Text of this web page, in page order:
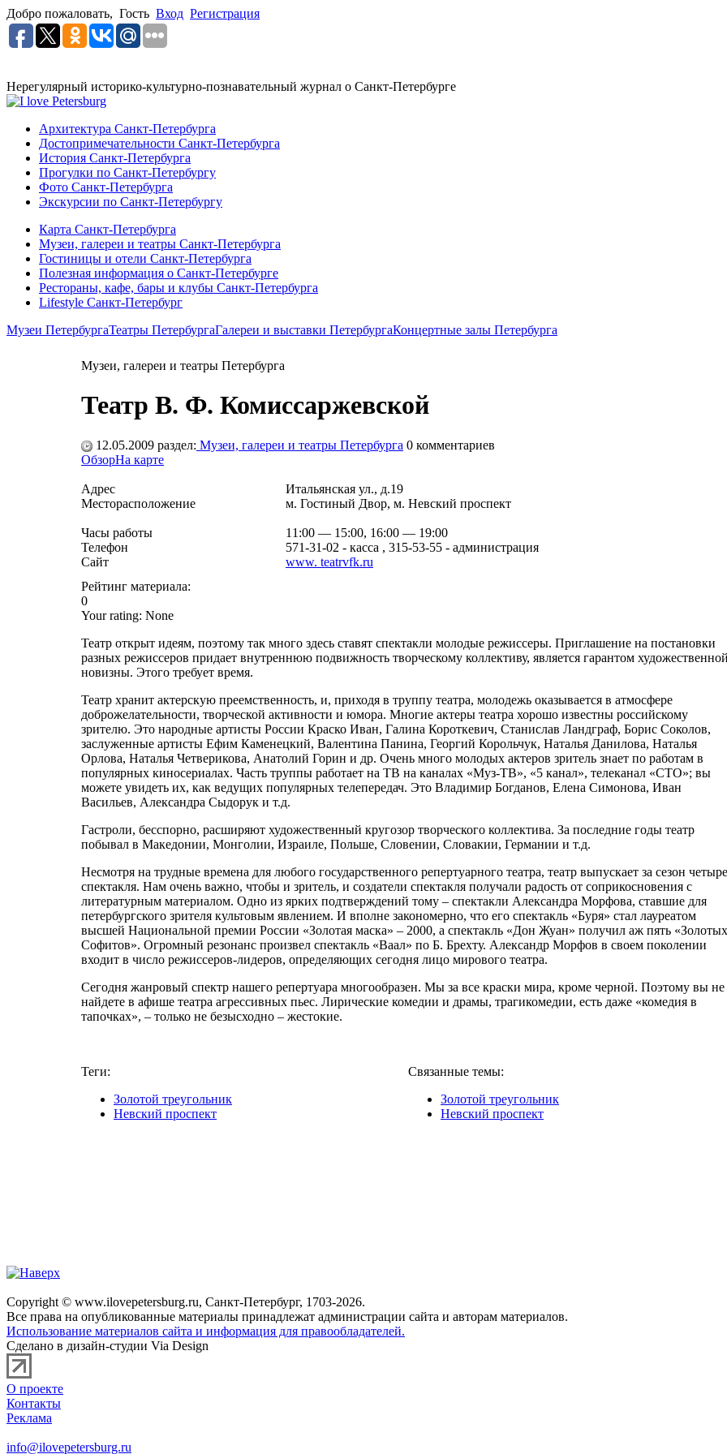
Добро пожаловать, Гость Вход Регистрация
Нерегулярный историко-культурно-познавательный журнал о Санкт-Петербурге
Архитектура Санкт-Петербурга
Достопримечательности Санкт-Петербурга
История Санкт-Петербурга
Прогулки по Санкт-Петербургу
Фото Санкт-Петербурга
Экскурсии по Санкт-Петербургу
Карта Санкт-Петербурга
Музеи, галереи и театры Санкт-Петербурга
Гостиницы и отели Санкт-Петербурга
Полезная информация о Санкт-Петербурге
Рестораны, кафе, бары и клубы Санкт-Петербурга
Lifestyle Санкт-Петербург
Музеи ПетербургаТеатры ПетербургаГалереи и выставки ПетербургаКонцертные залы Петербурга
Музеи, галереи и театры Петербурга
Театр В. Ф. Комиссаржевской
12.05.2009 раздел: Музеи, галереи и театры Петербурга 0 комментариев
ОбзорНа карте
Адрес
Итальянская ул., д.19
Месторасположение
м. Гостиный Двор, м. Невский проспект
Часы работы
11:00 — 15:00, 16:00 — 19:00
Телефон
571-31-02 - касса , 315-53-55 - администрация
Сайт
www. teatrvfk.ru
Рейтинг материала:
0
Your rating: None
Театр открыт идеям, поэтому так много здесь ставят спектакли молодые режиссеры. Приглашение на постановки
разных режиссеров придает внутреннюю подвижность творческому коллективу, является гарантом художественной
новизны. Этого требует время.
Театр хранит актерскую преемственность, и, приходя в труппу театра, молодежь оказывается в атмосфере
доброжелательности, творческой активности и юмора. Многие актеры театра хорошо известны российскому
зрителю. Это народные артисты России Краско Иван, Галина Короткевич, Станислав Ландграф, Борис Соколов,
заслуженные артисты Ефим Каменецкий, Валентина Панина, Георгий Корольчук, Наталья Данилова, Наталья
Орлова, Наталья Четверикова, Анатолий Горин и др. Очень много молодых актеров зритель знает по работам в
популярных киносериалах. Часть труппы работает на ТВ на каналах «Муз-ТВ», «5 канал», телеканал «СТО»; вы
можете увидеть их, как ведущих популярных телепередач. Это Владимир Богданов, Елена Симонова, Иван
Васильев, Александра Сыдорук и т.д.
Гастроли, бесспорно, расширяют художественный кругозор творческого коллектива. За последние годы театр
побывал в Македонии, Монголии, Израиле, Польше, Словении, Словакии, Германии и т.д.
Несмотря на трудные времена для любого государственного репертуарного театра, театр выпускает за сезон четыре
спектакля. Нам очень важно, чтобы и зритель, и создатели спектакля получали радость от соприкосновения с
литературным материалом. Одно из ярких подтверждений тому – спектакли Александра Морфова, ставшие для
петербургского зрителя культовым явлением. И вполне закономерно, что его спектакль «Буря» стал лауреатом
высшей Национальной премии России «Золотая маска» – 2000, а спектакль «Дон Жуан» получил аж пять «Золотых
Софитов». Огромный резонанс произвел спектакль «Ваал» по Б. Брехту. Александр Морфов в своем поколении
входит в число режиссеров-лидеров, определяющих сегодня лицо мирового театра.
Сегодня жанровый спектр нашего репертуара многообразен. Мы за все краски мира, кроме черной. Поэтому вы не
найдете в афише театра агрессивных пьес. Лирические комедии и драмы, трагикомедии, есть даже «комедия в
тапочках», – только не безысходно – жестокие.
Теги:
Золотой треугольник
Невский проспект
Связанные темы:
Золотой треугольник
Невский проспект
Copyright © www.ilovepetersburg.ru, Санкт-Петербург, 1703-2026.
Все права на опубликованные материалы принадлежат администрации сайта и авторам материалов.
Использование материалов сайта и информация для правообладателей.
Сделано в дизайн-студии Via Design
О проекте
Контакты
Реклама
info@ilovepetersburg.ru